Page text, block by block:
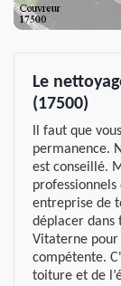
Le
(17500)
Il faut que
permanence.
est conseillé.
entreprise de
déplacer dans
Vitaterne pour
compétente.
toiture et de